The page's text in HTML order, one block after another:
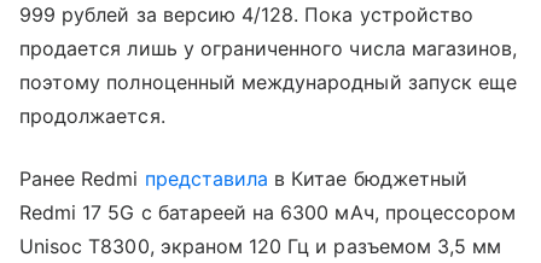
999 рублей за версию 4/128. Пока устройство
продается лишь у ограниченного числа магазинов,
поэтому полноценный международный запуск еще
продолжается.
Ранее Redmi представила в Китае бюджетный
Redmi 17 5G с батареей на 6300 мАч, процессором
Unisoc T8300, экраном 120 Гц и разъемом 3,5 мм